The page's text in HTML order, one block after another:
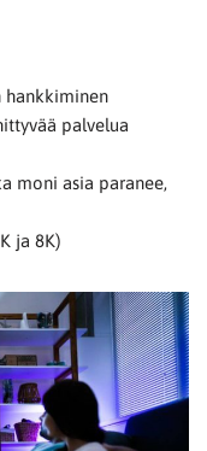
hankkiminen
palvelua
moni asia paranee,
ja 8K)